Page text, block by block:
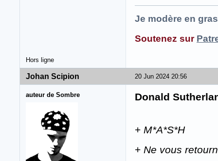
Je modère en
Soutenez sur
Hors ligne
20 Jun 2024 20:56
Johan Scipion
auteur de Sombre Donald
+ M*A*S*H
+ Ne vous